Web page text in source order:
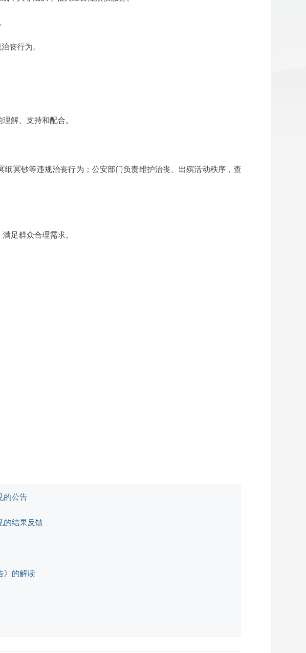
丧行为。
解、支持和配合。
冥钞等违规治丧行为；公安部门负责维护治丧、出殡活动秩序，查
足群众合理需求。
的公告
的结果反馈
》的解读